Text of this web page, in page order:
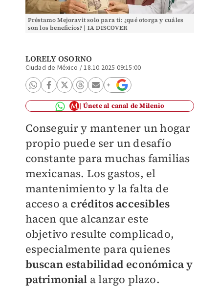
Préstamo Mejoravit solo para ti: ¿qué otorga y cuáles
son los beneficios? | IA DISCOVER
LORELY OSORNO
Ciudad de México /18.10.2025 09:15:00
Únete al canal de Milenio
Conseguir y mantener un hogar
propio puede ser un desafío
constante para muchas familias
mexicanas. Los gastos, el
mantenimiento y la falta de
acceso a créditos accesibles
hacen que alcanzar este
objetivo resulte complicado,
especialmente para quienes
buscan estabilidad económica y
patrimonial a largo plazo.